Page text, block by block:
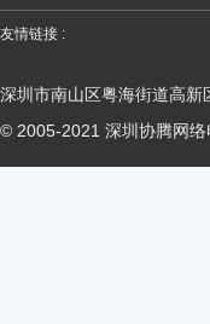
友情链接 :
深圳市南山区粤海街道高
© 2005-2021 深圳协腾网